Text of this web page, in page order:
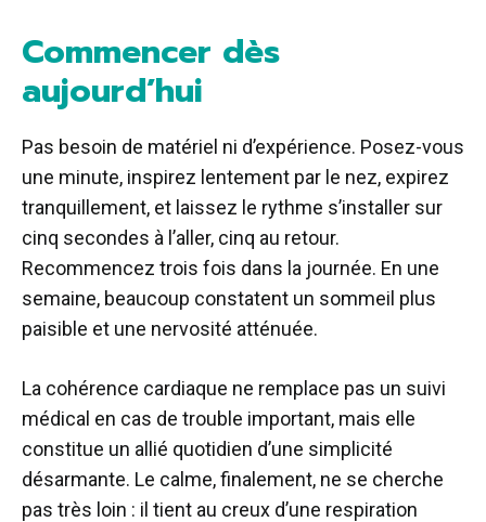
Commencer dès
aujourd’hui
Pas besoin de matériel ni d’expérience. Posez-vous
une minute, inspirez lentement par le nez, expirez
tranquillement, et laissez le rythme s’installer sur
cinq secondes à l’aller, cinq au retour.
Recommencez trois fois dans la journée. En une
semaine, beaucoup constatent un sommeil plus
paisible et une nervosité atténuée.
La cohérence cardiaque ne remplace pas un suivi
médical en cas de trouble important, mais elle
constitue un allié quotidien d’une simplicité
désarmante. Le calme, finalement, ne se cherche
pas très loin : il tient au creux d’une respiration